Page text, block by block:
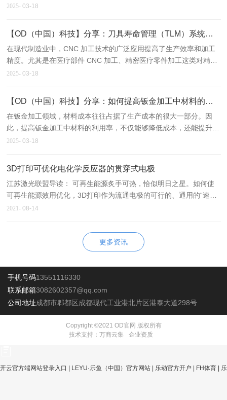
要求的领域，任何一个细微因素都可能影响到最 终产品的质量。其
刀具寿命有着不可忽视的影响。
2025- 03-18
【OD（中国）科技】分享：刀具寿命管理（TLM）系统的实践应用
在现代制造业中，CNC 加工技术的广泛应用提高了生产效率和加工
精度。尤其是在医疗部件 CNC 加工、精密医疗零件加工这类对精度
要求近乎苛刻的领域，每一个加工环节都至关重要。而刀具作为
本。这时候，刀具寿命管理（TLM）系统就发挥了重要作用。
2025- 03-18
【OD（中国）科技】分享：如何提高钣金加工中材料的利用率？
在钣金加工领域，材料成本往往占据了生产成本的很大一部分。因
此，提高钣金加工中材料的利用率，不仅能够降低成本，还能提升企
业的经济效益和竞争力。接下来，我们将围绕提高钣金材料利用率的
2025- 03-18
3D打印可优化电化学反应器的贯穿式电极
江苏激光联盟导读： 可再生能源炙手可热，恰似明日之星。如何使
可再生能源效用优化，3D打印作为流通电极的可行的、通用的“速成
法”，大限度提高反应器性能的一种途径，正发挥着重要作用！劳伦
了3D打印的贯穿式电极(flow-through electrode
2021- 08-14
更多资讯
手机号码13551116330
联系邮箱3082602357@qq.com
公司地址成都市郫都区成都现代工业港北片区港泰大道298号
Copyright ©2021 OD官网 版权所有
技术支持： 万商云集 企业资质
开云官方端网站登录入口 | LEYU·乐鱼（中国）官方网站 | 乐动官方开户 | FH体育 | 乐